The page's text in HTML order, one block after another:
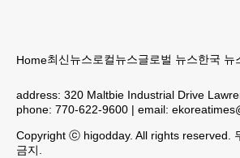
Home최신뉴스로컬뉴스글로벌 뉴스한국 뉴
address: 320 Maltbie Industrial Drive
phone: 770-622-9600 | email:
Copyright ⓒ higodday. All rights reserved.
금지.